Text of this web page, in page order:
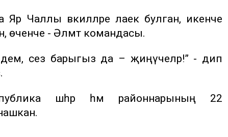
Яр Чаллы вәкилләре лаек булган, икенче
өченче - Әлмәт командасы.
сез барыгыз да – җиңүчеләр!” - дип
шәһәр һәм районнарының 22